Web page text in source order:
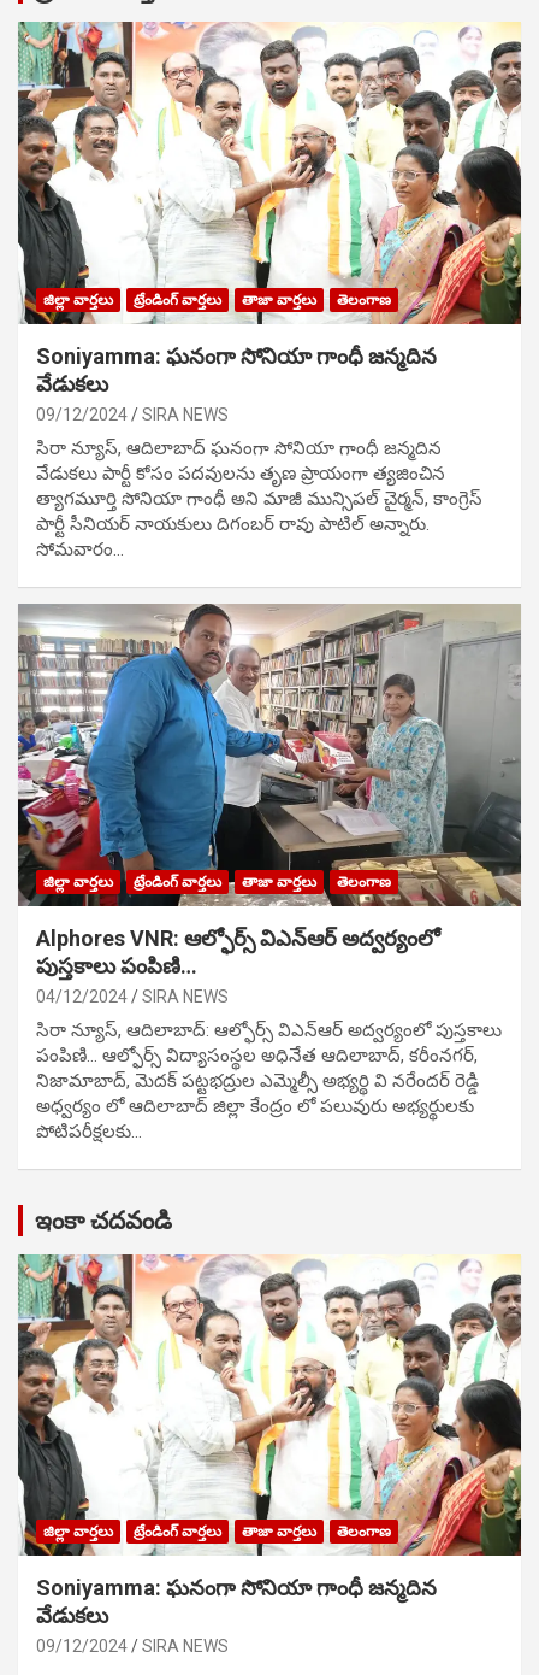
జిల్లా వార్తలు ట్రేండింగ్ వార్తలు తాజా వార్తలు తెలంగాణ
Soniyamma: ఘ‌నంగా సోనియా గాంధీ జ‌న్మ‌దిన
వేడుక‌లు
09/12/2024 SIRA NEWS
సిరా న్యూస్, ఆదిలాబాద్ ఘ‌నంగా సోనియా గాంధీ జ‌న్మ‌దిన
వేడుక‌లు పార్టీ కోసం ప‌ద‌వుల‌ను తృణ ప్రాయంగా త్య‌జించిన
త్యాగమూర్తి సోనియా గాంధీ అని మాజీ మున్సిప‌ల్ చైర్మ‌న్, కాంగ్రెస్
పార్టీ సీనియ‌ర్ నాయ‌కులు దిగంబ‌ర్ రావు పాటిల్ అన్నారు.
సోమవారం…
జిల్లా వార్తలు ట్రేండింగ్ వార్తలు తాజా వార్తలు తెలంగాణ
Alphores VNR: ఆల్ఫోర్స్ విఎన్ఆర్ అద్వర్యంలో
పుస్తకాలు పంపిణి…
04/12/2024 SIRA NEWS
సిరా న్యూస్, ఆదిలాబాద్: ఆల్ఫోర్స్ విఎన్ఆర్ అద్వర్యంలో పుస్తకాలు
పంపిణి… ఆల్ఫోర్స్ విద్యాసంస్థల అధినేత ఆదిలాబాద్, కరీంనగర్,
నిజామాబాద్, మెదక్ పట్టభద్రుల ఎమ్మెల్సీ అభ్యర్థి వి నరేందర్ రెడ్డి
అధ్వర్యం లో ఆదిలాబాద్ జిల్లా కేంద్రం లో పలువురు అభ్యర్థులకు
పోటిప‌రీక్ష‌ల‌కు…
ఇంకా చదవండి
జిల్లా వార్తలు ట్రేండింగ్ వార్తలు తాజా వార్తలు తెలంగాణ
Soniyamma: ఘ‌నంగా సోనియా గాంధీ జ‌న్మ‌దిన
వేడుక‌లు
09/12/2024 SIRA NEWS